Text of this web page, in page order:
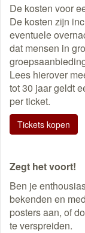
De kosten voor
De kosten zijn
eventuele
dat mensen in
Lees hierover
tot 30 jaar geldt
per ticket.
Tickets kopen
Zegt het voort!
Ben je
bekenden en
posters aan, of
te verspreiden.